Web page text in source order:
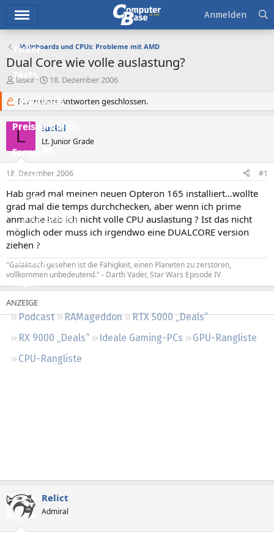
Ticker
Tests
Downloads
Preisvergleich
Forum
Aktuelles
Empfohlene Inhalte
Neue Beiträge
Neueste Aktivitäten
Leserartikel
Regeln
Podcast RAMageddon
RTX 5000 „Deals“
RX 9000 „Deals“
Ideale Gaming-PCs
GPU-Rangliste
CPU-Rangliste
Anmelden
Mainboards und CPUs: Probleme mit AMD
Dual Core wie volle auslastung?
E
s
t
e
e
laskif
E
s
t
l
l
m
18. Dezember 2006
Für weitere Antworten geschlossen.
L laskif
Lt. Junior Grade
18. Dezember 2006 #1
Hab grad mal meinen neuen Opteron 165 installiert...wollte
grad mal die temps durchchecken, aber wenn ich prime
anmache hab ich nicht volle CPU auslastung ? Ist das nicht
möglich oder muss ich irgendwo eine DUALCORE version
ziehen ?
"Galaktisch gesehen ist die Fähigkeit, einen Planeten zu zerstören,
vollkommen unbedeutend." - Darth Vader, Star Wars Episode IV
Relict
Admiral